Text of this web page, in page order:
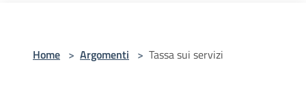
Home > Argomenti > Tassa sui servizi